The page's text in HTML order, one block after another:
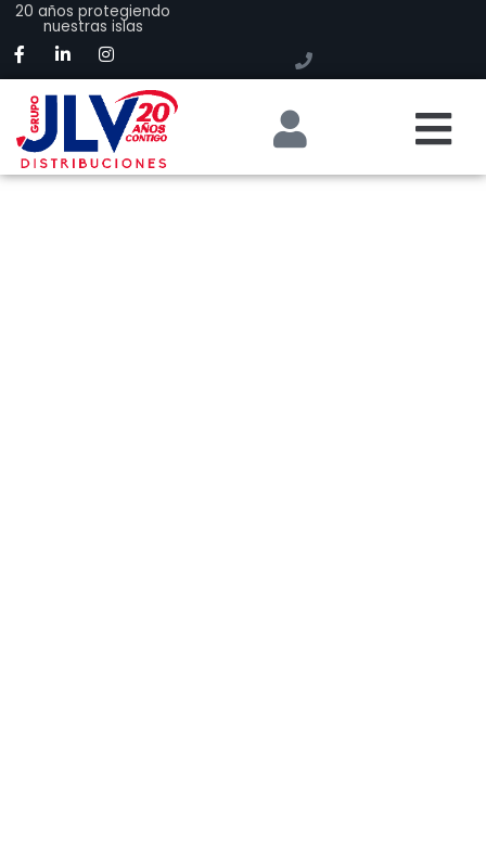
20 años protegiendo
nuestras islas